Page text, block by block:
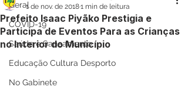
Geral
COVID-19
Saúde e Saneamento
Educação Cultura Desporto
No Gabinete
Prefeito Isaac Piyãko Prestigia e
Participa de Eventos Para as Crianças
no Interior do Município
1 de nov. de 20181 min de leitura